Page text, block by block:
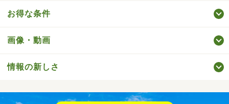
お得な条件
画像・動画
情報の新しさ